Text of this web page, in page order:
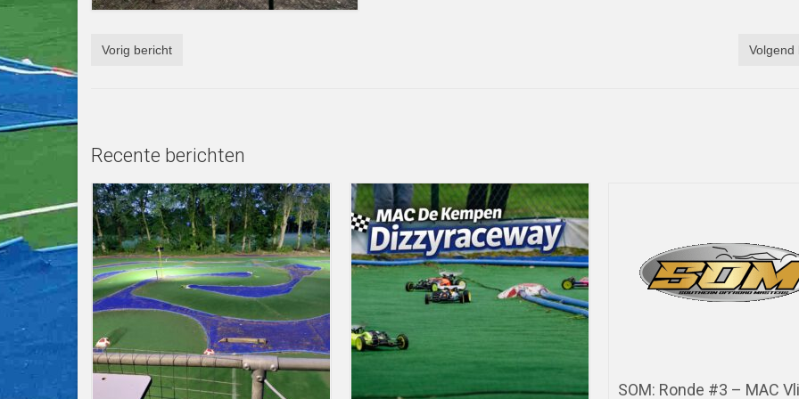
Vorig bericht Volgend
Recente berichten
SOM: Ronde #3 – MAC